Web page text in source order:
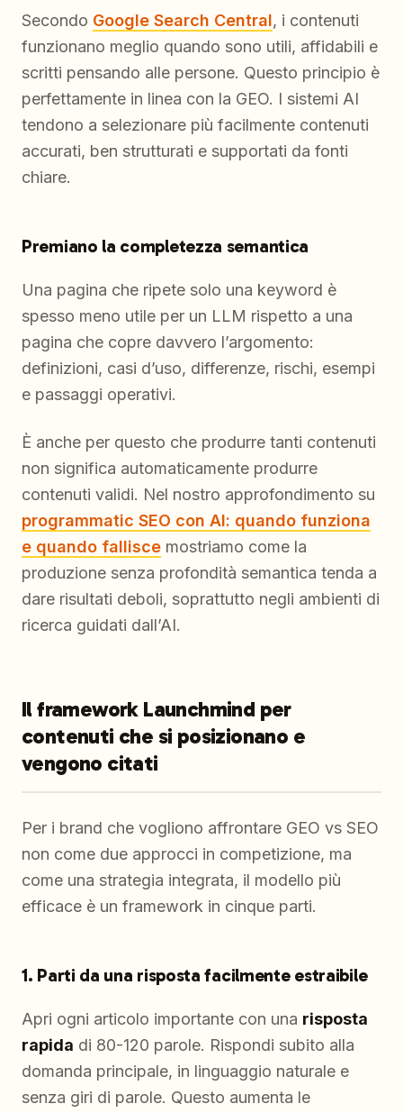
Secondo Google Search Central, i contenuti
funzionano meglio quando sono utili, affidabili e
scritti pensando alle persone. Questo principio è
perfettamente in linea con la GEO. I sistemi AI
tendono a selezionare più facilmente contenuti
accurati, ben strutturati e supportati da fonti
chiare.
Premiano la completezza semantica
Una pagina che ripete solo una keyword è
spesso meno utile per un LLM rispetto a una
pagina che copre davvero l’argomento:
definizioni, casi d’uso, differenze, rischi, esempi
e passaggi operativi.
È anche per questo che produrre tanti contenuti
non significa automaticamente produrre
contenuti validi. Nel nostro approfondimento su
programmatic SEO con AI: quando funziona
e quando fallisce mostriamo come la
produzione senza profondità semantica tenda a
dare risultati deboli, soprattutto negli ambienti di
ricerca guidati dall’AI.
Il framework Launchmind per
contenuti che si posizionano e
vengono citati
Per i brand che vogliono affrontare GEO vs SEO
non come due approcci in competizione, ma
come una strategia integrata, il modello più
efficace è un framework in cinque parti.
1. Parti da una risposta facilmente estraibile
Apri ogni articolo importante con una risposta
rapida di 80-120 parole. Rispondi subito alla
domanda principale, in linguaggio naturale e
senza giri di parole. Questo aumenta le